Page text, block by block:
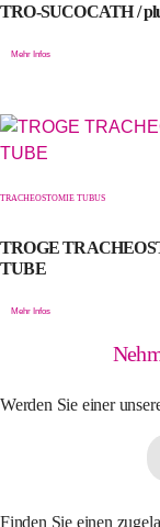
TRO-SUCOCATH /
Mehr Infos
TRACHEOSTOMIE TUBUS
TROGE
TUBE
Mehr Infos
Werden Sie einer
Finden Sie einen